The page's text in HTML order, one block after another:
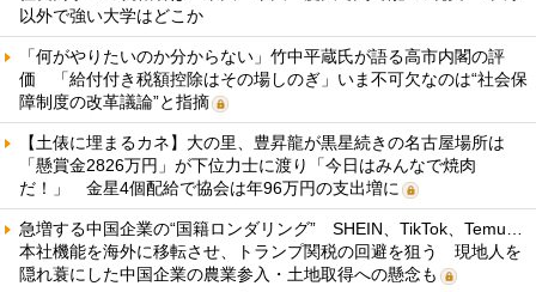
以外で強い大学はどこか
「何がやりたいのか分からない」竹中平蔵氏が語る高市内閣の評
価 「給付付き税額控除はその場しのぎ」いま不可欠なのは“社会保
障制度の改革議論”と指摘
【土俵に埋まるカネ】大の里、豊昇龍が黒星続きの名古屋場所は
「懸賞金2826万円」が下位力士に渡り「今日はみんなで焼肉
だ！」 金星4個配給で協会は年96万円の支出増に
急増する中国企業の“国籍ロンダリング” SHEIN、TikTok、Temu…
本社機能を海外に移転させ、トランプ関税の回避を狙う 現地人を
隠れ蓑にした中国企業の農業参入・土地取得への懸念も